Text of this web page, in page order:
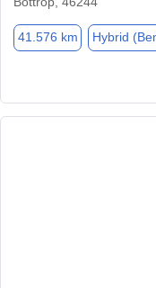
41.576 km Hybrid